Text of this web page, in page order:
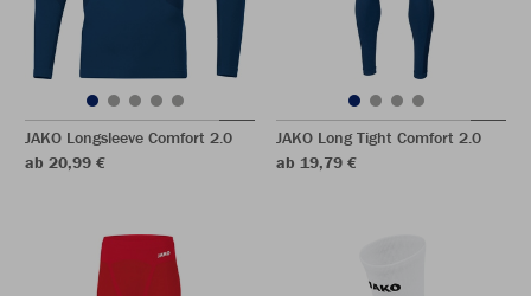
JAKO Longsleeve Comfort 2.0
ab 20,99 €
JAKO Long Tight Comfort 2.0
ab 19,79 €